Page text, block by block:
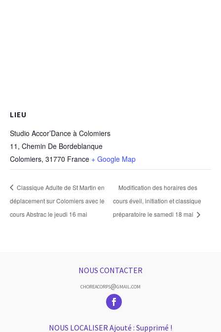
LIEU
Studio Accor’Dance à Colomiers
11, Chemin De Bordeblanque
Colomiers, 31770 France + Google Map
Classique Adulte de St Martin en
déplacement sur Colomiers avec le
cours Abstrac le jeudi 16 mai
Modification des horaires des
cours éveil, initiation et classique
préparatoire le samedi 18 mai
NOUS CONTACTER
choreacorps@gmail.com
NOUS LOCALISER Ajouté : Supprimé !